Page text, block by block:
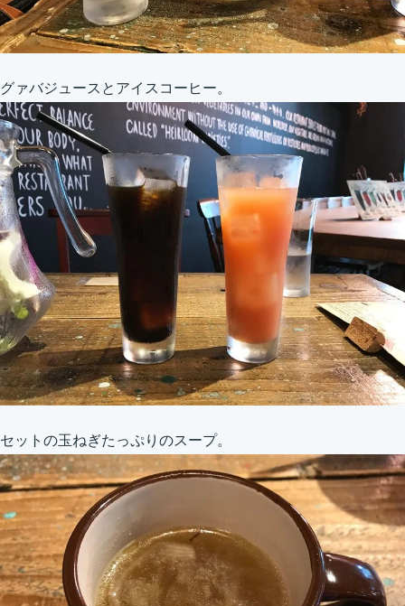
グァバジュースとアイスコーヒー。
セットの玉ねぎたっぷりのスープ。